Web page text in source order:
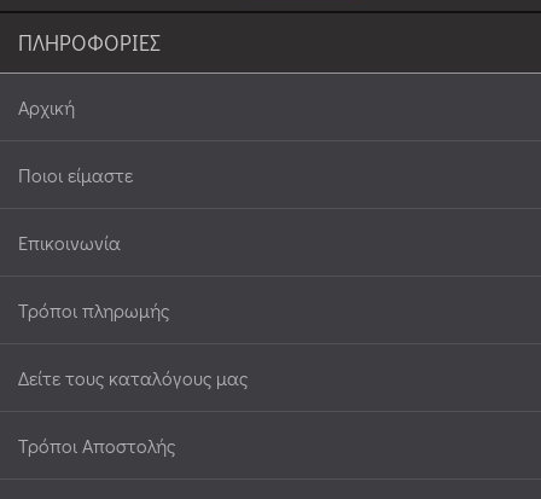
ΠΛΗΡΟΦΟΡΙΕΣ
Αρχική
Ποιοι είμαστε
Επικοινωνία
Τρόποι πληρωμής
Δείτε τους καταλόγους μας
Τρόποι Αποστολής